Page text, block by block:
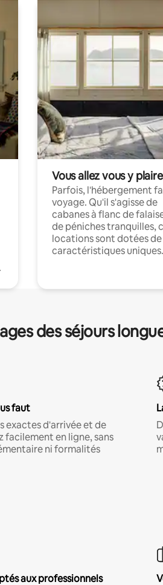
Vous allez vous y plaire
Parfois, l'hébergement
voyage. Qu'il s'agisse de
cabanes à flanc de
de péniches tranquilles,
locations sont dotées de
caractéristiques uniques.
des séjours
faut
exactes d'arrivée et de
facilement en ligne, sans
ni formalités
aux professionnels